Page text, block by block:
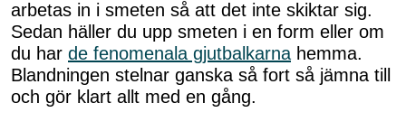
arbetas in i smeten så att det inte skiktar sig.
Sedan häller du upp smeten i en form eller om
du har de fenomenala gjutbalkarna hemma.
Blandningen stelnar ganska så fort så jämna till
och gör klart allt med en gång.